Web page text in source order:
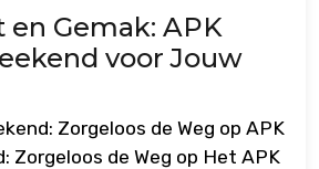
Gemak: APK
voor Jouw
Zorgeloos de Weg op APK
Zorgeloos de Weg op Het APK